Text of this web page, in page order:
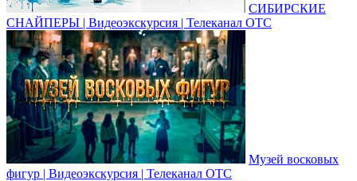
СИБИРСКИЕ
СНАЙПЕРЫ | Видеоэкскурсия | Телеканал ОТС
Музей восковых
фигур | Видеоэкскурсия | Телеканал ОТС